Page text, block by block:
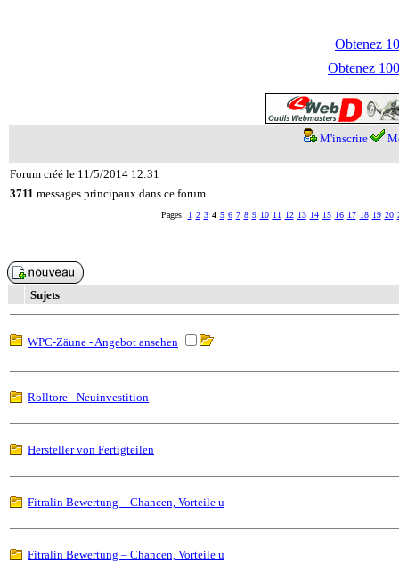
Obtenez
Obtenez
M'inscrire
Forum créé le 11/5/2014 12:31
3711 messages principaux dans ce forum.
Pages: 1 2 3 4 5 6 7 8 9 10 11 12 13 14 15 16 17 18 19 20
Sujets
WPC-Zäune - Angebot ansehen
Rolltore - Neuinvestition
Hersteller von Fertigteilen
Fitralin Bewertung – Chancen, Vorteile u
Fitralin Bewertung – Chancen, Vorteile u